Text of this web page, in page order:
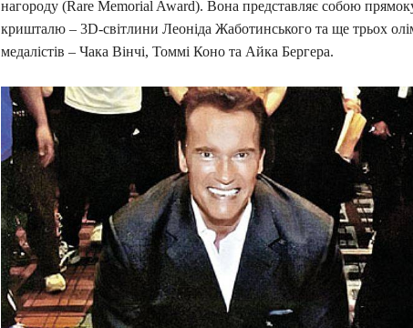
нагороду (Rare Memorial Award). Вона представляє собою
кришталю – 3D-світлини Леоніда Жаботинського та ще трьох
медалістів – Чака Вінчі, Томмі Коно та Айка Бергера.